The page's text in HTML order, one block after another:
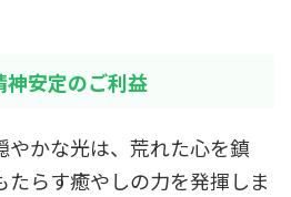
安定のご利益
やかな光は、荒れた心を鎮
らす癒やしの力を発揮しま